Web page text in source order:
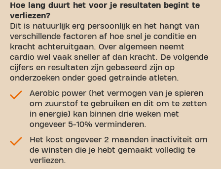
Hoe lang duurt het voor je resultaten begint te
verliezen?
Dit is natuurlijk erg persoonlijk en het hangt van
verschillende factoren af hoe snel je conditie en
kracht achteruitgaan. Over algemeen neemt
cardio wel vaak sneller af dan kracht. De volgende
cijfers en resultaten zijn gebaseerd zijn op
onderzoeken onder goed getrainde atleten.
Aerobic power (het vermogen van je spieren
om zuurstof te gebruiken en dit om te zetten
in energie) kan binnen drie weken met
ongeveer 5-10% verminderen.
Het kost ongeveer 2 maanden inactiviteit om
de winsten die je hebt gemaakt volledig te
verliezen.